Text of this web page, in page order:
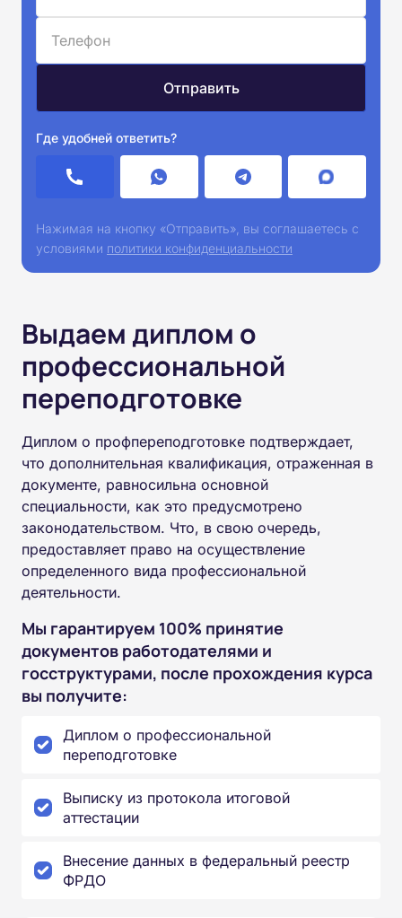
Где удобней ответить?
Нажимая на кнопку «Отправить», вы соглашаетесь с
условиями политики конфиденциальности
Выдаем диплом о
профессиональной
переподготовке
Диплом о профпереподготовке подтверждает,
что дополнительная квалификация, отраженная в
документе, равносильна основной
специальности, как это предусмотрено
законодательством. Что, в свою очередь,
предоставляет право на осуществление
определенного вида профессиональной
деятельности.
Мы гарантируем 100% принятие
документов работодателями и
госструктурами, после прохождения курса
вы получите:
Диплом о профессиональной
переподготовке
Выписку из протокола итоговой
аттестации
Внесение данных в федеральный реестр
ФРДО